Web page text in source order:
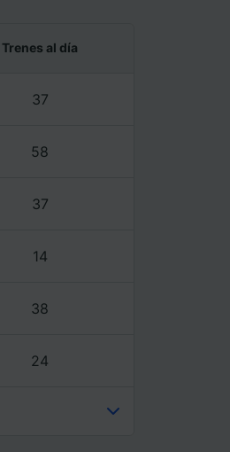
Trenes al día
37
58
37
14
38
24